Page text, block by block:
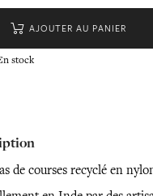
AJOUTER AU PANIER
stock
de courses recyclé en